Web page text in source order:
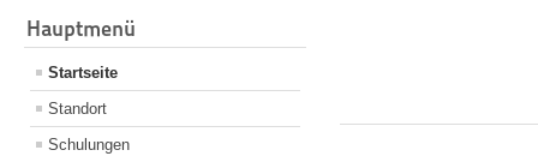
Hauptmenü
Startseite
Standort
Schulungen